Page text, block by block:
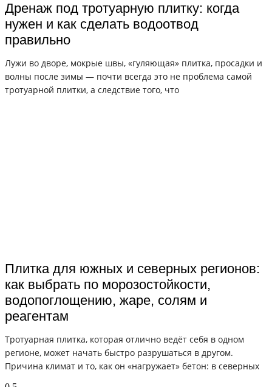
Дренаж под тротуарную плитку: когда
нужен и как сделать водоотвод
правильно
Лужи во дворе, мокрые швы, «гуляющая» плитка, просадки и
волны после зимы — почти всегда это не проблема самой
тротуарной плитки, а следствие того, что
Плитка для южных и северных регионов:
как выбрать по морозостойкости,
водопоглощению, жаре, солям и
реагентам
Тротуарная плитка, которая отлично ведёт себя в одном
регионе, может начать быстро разрушаться в другом.
Причина климат и то, как он «нагружает» бетон: в северных